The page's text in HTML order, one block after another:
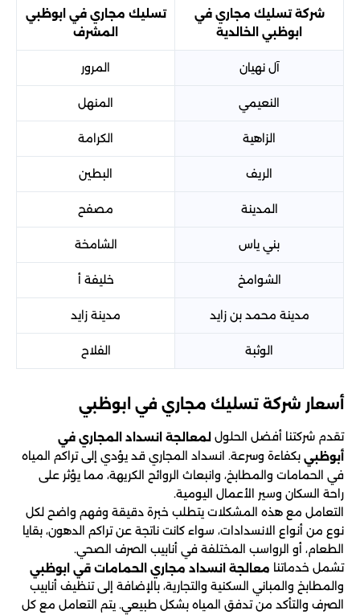
شركة تسليك مجاري في
ابوظبي الخالدية
تسليك مجاري في ابوظبي
المشرف
آل نهيان المرور
النعيمي المنهل
الزاهية الكرامة
الريف البطين
المدينة مصفح
بني ياس الشامخة
الشوامخ خليفة أ
مدينة محمد بن زايد مدينة زايد
الوثبة الفلاح
أسعار شركة تسليك مجاري في ابوظبي
تقدم شركتنا أفضل الحلول لمعالجة انسداد المجاري في
أبوظبي بكفاءة وسرعة. انسداد المجاري قد يؤدي إلى تراكم المياه
في الحمامات والمطابخ، وانبعاث الروائح الكريهة، مما يؤثر على
راحة السكان وسير الأعمال اليومية.
التعامل مع هذه المشكلات يتطلب خبرة دقيقة وفهم واضح لكل
نوع من أنواع الانسدادات، سواء كانت ناتجة عن تراكم الدهون، بقايا
الطعام، أو الرواسب المختلفة في أنابيب الصرف الصحي.
تشمل خدماتنا معالجة انسداد مجاري الحمامات قي ابوظبي
والمطابخ والمباني السكنية والتجارية، بالإضافة إلى تنظيف أنابيب
الصرف والتأكد من تدفق المياه بشكل طبيعي. يتم التعامل مع كل